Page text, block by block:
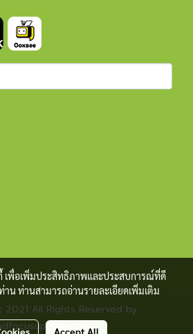
2021 All Rights Reserved by
เพื่อเพิ่มประสิทธิภาพและประสบการณ์ที่ดี
าน ท่านสามารถอ่านรายละเอียดเพิ่มเติม
Accept All